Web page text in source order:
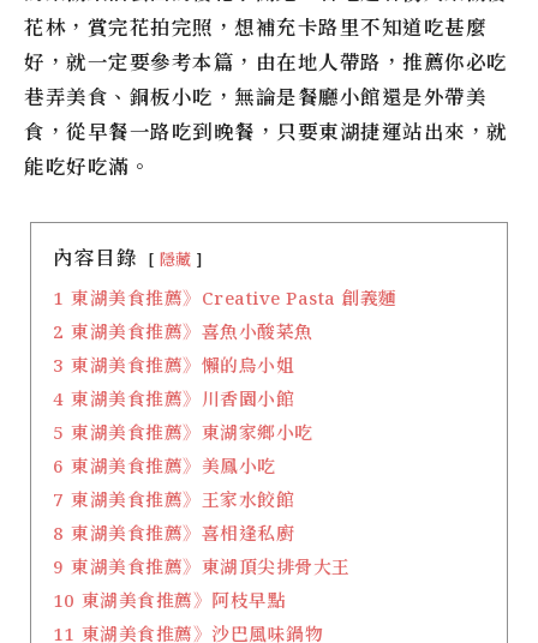
花林，賞完花拍完照，想補充卡路里不知道吃甚麼
好，就一定要參考本篇，由在地人帶路，推薦你必吃
巷弄美食、銅板小吃，無論是餐廳小館還是外帶美
食，從早餐一路吃到晚餐，只要東湖捷運站出來，就
能吃好吃滿。
內容目錄 隱藏
1 東湖美食推薦》Creative Pasta 創義麵
2 東湖美食推薦》喜魚小酸菜魚
3 東湖美食推薦》懶的鳥小姐
4 東湖美食推薦》川香園小館
5 東湖美食推薦》東湖家鄉小吃
6 東湖美食推薦》美鳳小吃
7 東湖美食推薦》王家水餃館
8 東湖美食推薦》喜相逢私廚
9 東湖美食推薦》東湖頂尖排骨大王
10 東湖美食推薦》阿枝早點
11 東湖美食推薦》沙巴風味鍋物